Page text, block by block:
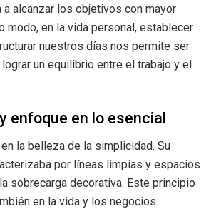
a alcanzar los objetivos con mayor
modo, en la vida personal, establecer
nuestros días nos permite ser
un equilibrio entre el trabajo y el
enfoque en lo esencial
la belleza de la simplicidad. Su
por líneas limpias y espacios
sobrecarga decorativa. Este principio
en la vida y los negocios.